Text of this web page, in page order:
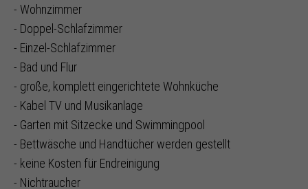
- Wohnzimmer
- Doppel-Schlafzimmer
- Einzel-Schlafzimmer
- Bad und Flur
- große, komplett eingerichtete Wohnküche
- Kabel TV und Musikanlage
- Garten mit Sitzecke und Swimmingpool
- Bettwäsche und Handtücher werden gestellt
- keine Kosten für Endreinigung
- Nichtraucher